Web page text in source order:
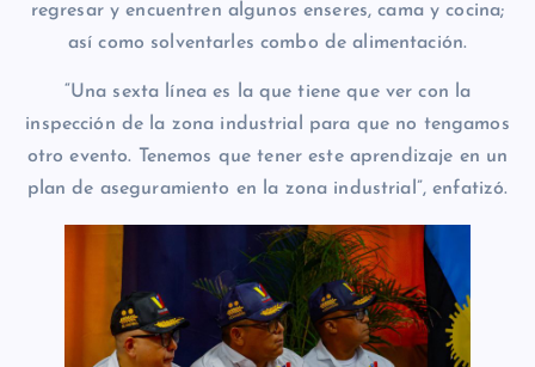
regresar y encuentren algunos enseres, cama y cocina;
así como solventarles combo de alimentación.
“Una sexta línea es la que tiene que ver con la
inspección de la zona industrial para que no tengamos
otro evento. Tenemos que tener este aprendizaje en un
plan de aseguramiento en la zona industrial”, enfatizó.